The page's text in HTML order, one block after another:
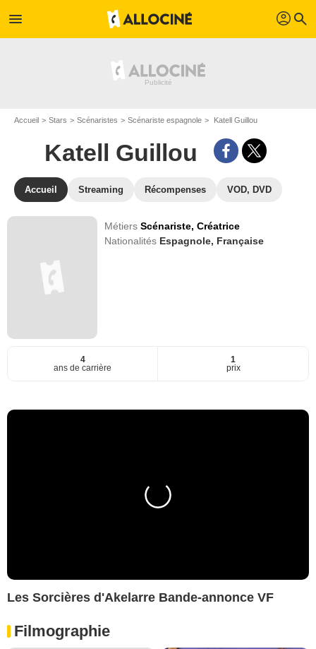
menu profil search
Accueil Stars Scénaristes Scénariste espagnole Katell Guillou
Katell Guillou
Accueil Streaming Récompenses VOD, DVD
MétiersScénariste,Créatrice
Nationalités Espagnole, Française
4
ans de carrière
1
prix
Les Sorcières d'Akelarre Bande-annonce VF
Filmographie